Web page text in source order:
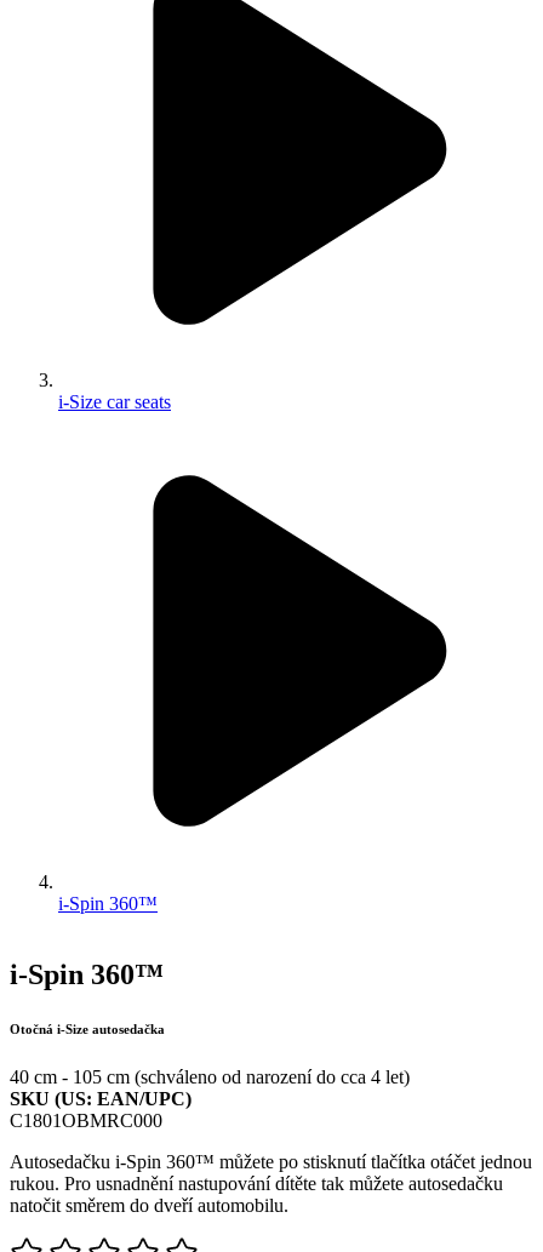
i-Size car seats
i-Spin 360™
i-Spin 360™
Otočná i-Size autosedačka
40 cm - 105 cm (schváleno od narození do cca 4 let)
SKU (US: EAN/UPC)
C1801OBMRC000
Autosedačku i-Spin 360™ můžete po stisknutí tlačítka otáčet jednou
rukou. Pro usnadnění nastupování dítěte tak můžete autosedačku
natočit směrem do dveří automobilu.